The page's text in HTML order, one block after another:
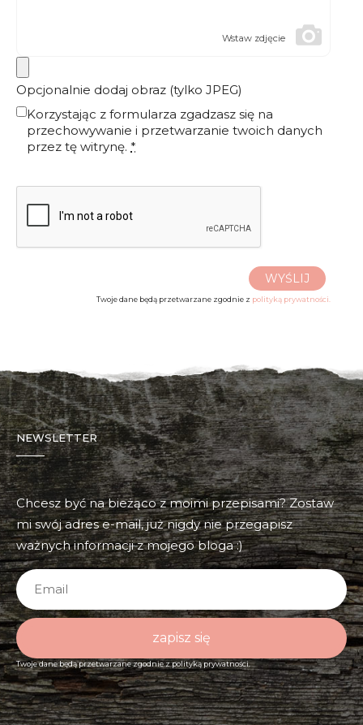
Wstaw zdjęcie
Opcjonalnie dodaj obraz (tylko JPEG)
Korzystając z formularza zgadzasz się na
przechowywanie i przetwarzanie twoich danych
przez tę witrynę. *
WYŚLIJ
Twoje dane będą przetwarzane zgodnie z polityką prywatności.
NEWSLETTER
Chcesz być na bieżąco z moimi przepisami? Zostaw
mi swój adres e-mail, już nigdy nie przegapisz
ważnych informacji z mojego bloga :)
zapisz się
Twoje dane będą przetwarzane zgodnie zpolityką prywatności.